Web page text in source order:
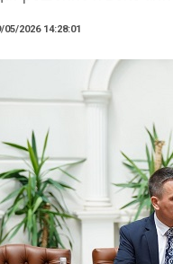
05/2026 14:28:01